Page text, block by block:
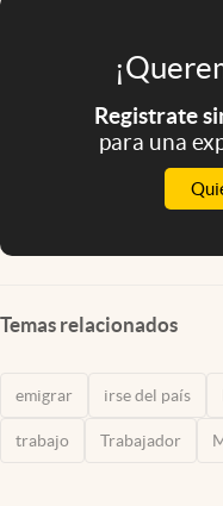
Registrate
para una
Temas relacionados
emigrar irse del país
trabajo Trabajador